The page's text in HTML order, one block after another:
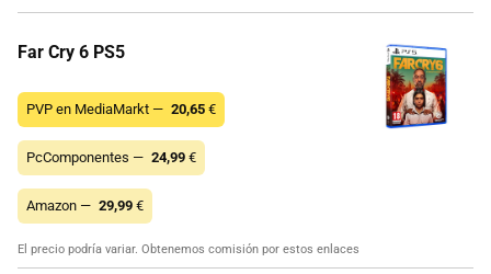
Far Cry 6 PS5
PVP en MediaMarkt — 20,65 €
PcComponentes — 24,99 €
Amazon — 29,99 €
El precio podría variar. Obtenemos comisión por estos enlaces